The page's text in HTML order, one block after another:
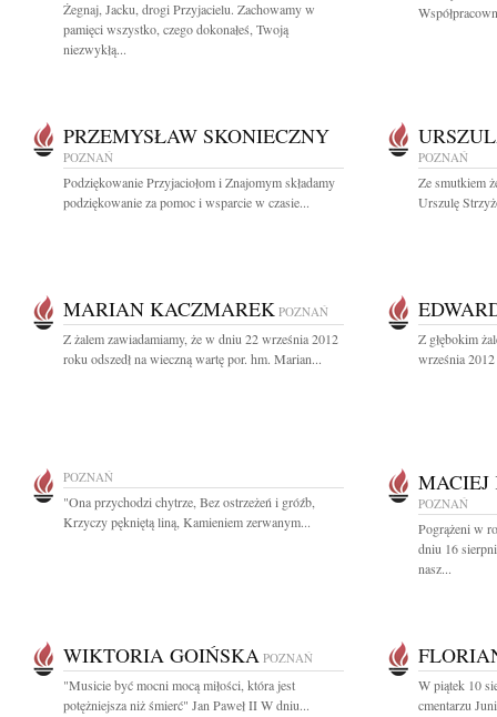
Żegnaj, Jacku, drogi Przyjacielu. Zachowamy w
pamięci wszystko, czego dokonałeś, Twoją
niezwykłą...
PRZEMYSŁAW SKONIECZNY
POZNAŃ
Podziękowanie Przyjaciołom i Znajomym składamy
podziękowanie za pomoc i wsparcie w czasie...
POZNAŃ
Ze smutkiem
Urszulę
MARIAN KACZMAREK POZNAŃ
Z żalem zawiadamiamy, że w dniu 22 września 2012
roku odszedł na wieczną wartę por. hm. Marian...
Z głębokim
września
POZNAŃ
"Ona przychodzi chytrze, Bez ostrzeżeń i gróźb,
Krzyczy pękniętą liną, Kamieniem zerwanym...
MACIEJ
POZNAŃ
Pogrążeni w
dniu 16
nasz...
WIKTORIA GOIŃSKA POZNAŃ
"Musicie być mocni mocą miłości, która jest
potężniejsza niż śmierć" Jan Paweł II W dniu...
W piątek 10
cmentarzu